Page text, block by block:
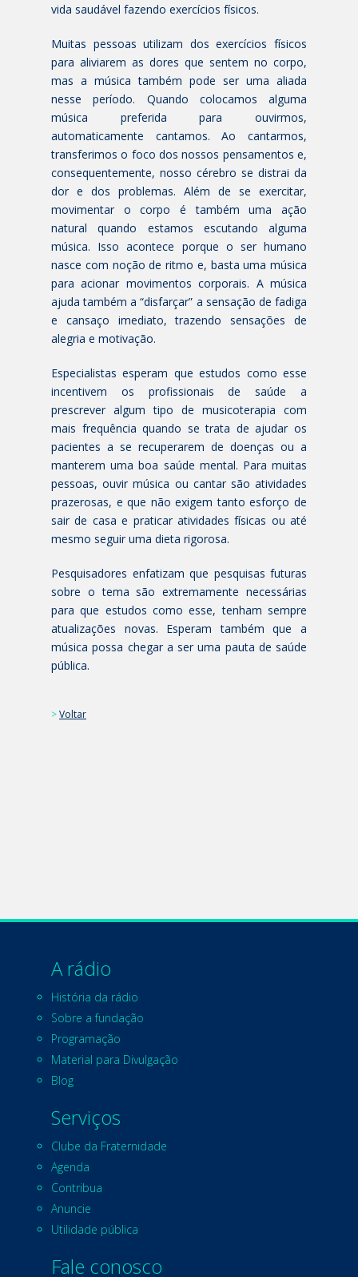
vida saudável fazendo exercícios físicos.
Muitas pessoas utilizam dos exercícios físicos
para aliviarem as dores que sentem no corpo,
mas a música também pode ser uma aliada
nesse período. Quando colocamos alguma
música preferida para ouvirmos,
automaticamente cantamos. Ao cantarmos,
transferimos o foco dos nossos pensamentos e,
consequentemente, nosso cérebro se distrai da
dor e dos problemas. Além de se exercitar,
movimentar o corpo é também uma ação
natural quando estamos escutando alguma
música. Isso acontece porque o ser humano
nasce com noção de ritmo e, basta uma música
para acionar movimentos corporais. A música
ajuda também a “disfarçar” a sensação de fadiga
e cansaço imediato, trazendo sensações de
alegria e motivação.
Especialistas esperam que estudos como esse
incentivem os profissionais de saúde a
prescrever algum tipo de musicoterapia com
mais frequência quando se trata de ajudar os
pacientes a se recuperarem de doenças ou a
manterem uma boa saúde mental. Para muitas
pessoas, ouvir música ou cantar são atividades
prazerosas, e que não exigem tanto esforço de
sair de casa e praticar atividades físicas ou até
mesmo seguir uma dieta rigorosa.
Pesquisadores enfatizam que pesquisas futuras
sobre o tema são extremamente necessárias
para que estudos como esse, tenham sempre
atualizações novas. Esperam também que a
música possa chegar a ser uma pauta de saúde
pública.
>Voltar
A rádio
História da rádio
Sobre a fundação
Programação
Material para Divulgação
Blog
Serviços
Clube da Fraternidade
Agenda
Contribua
Anuncie
Utilidade pública
Fale conosco